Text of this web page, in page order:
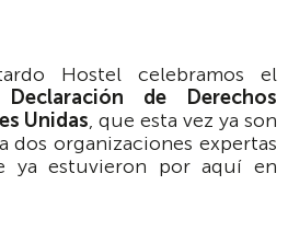
Hostel celebramos el
Declaración de Derechos
Unidas, que esta vez ya son
dos organizaciones expertas
ya estuvieron por aquí en